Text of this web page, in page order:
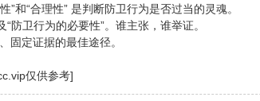
和“合理性” 是判断防卫行为是否过当的灵魂。
卫行为的必要性”。谁主张，谁举证。
固定证据的最佳途径。
仅供参考]